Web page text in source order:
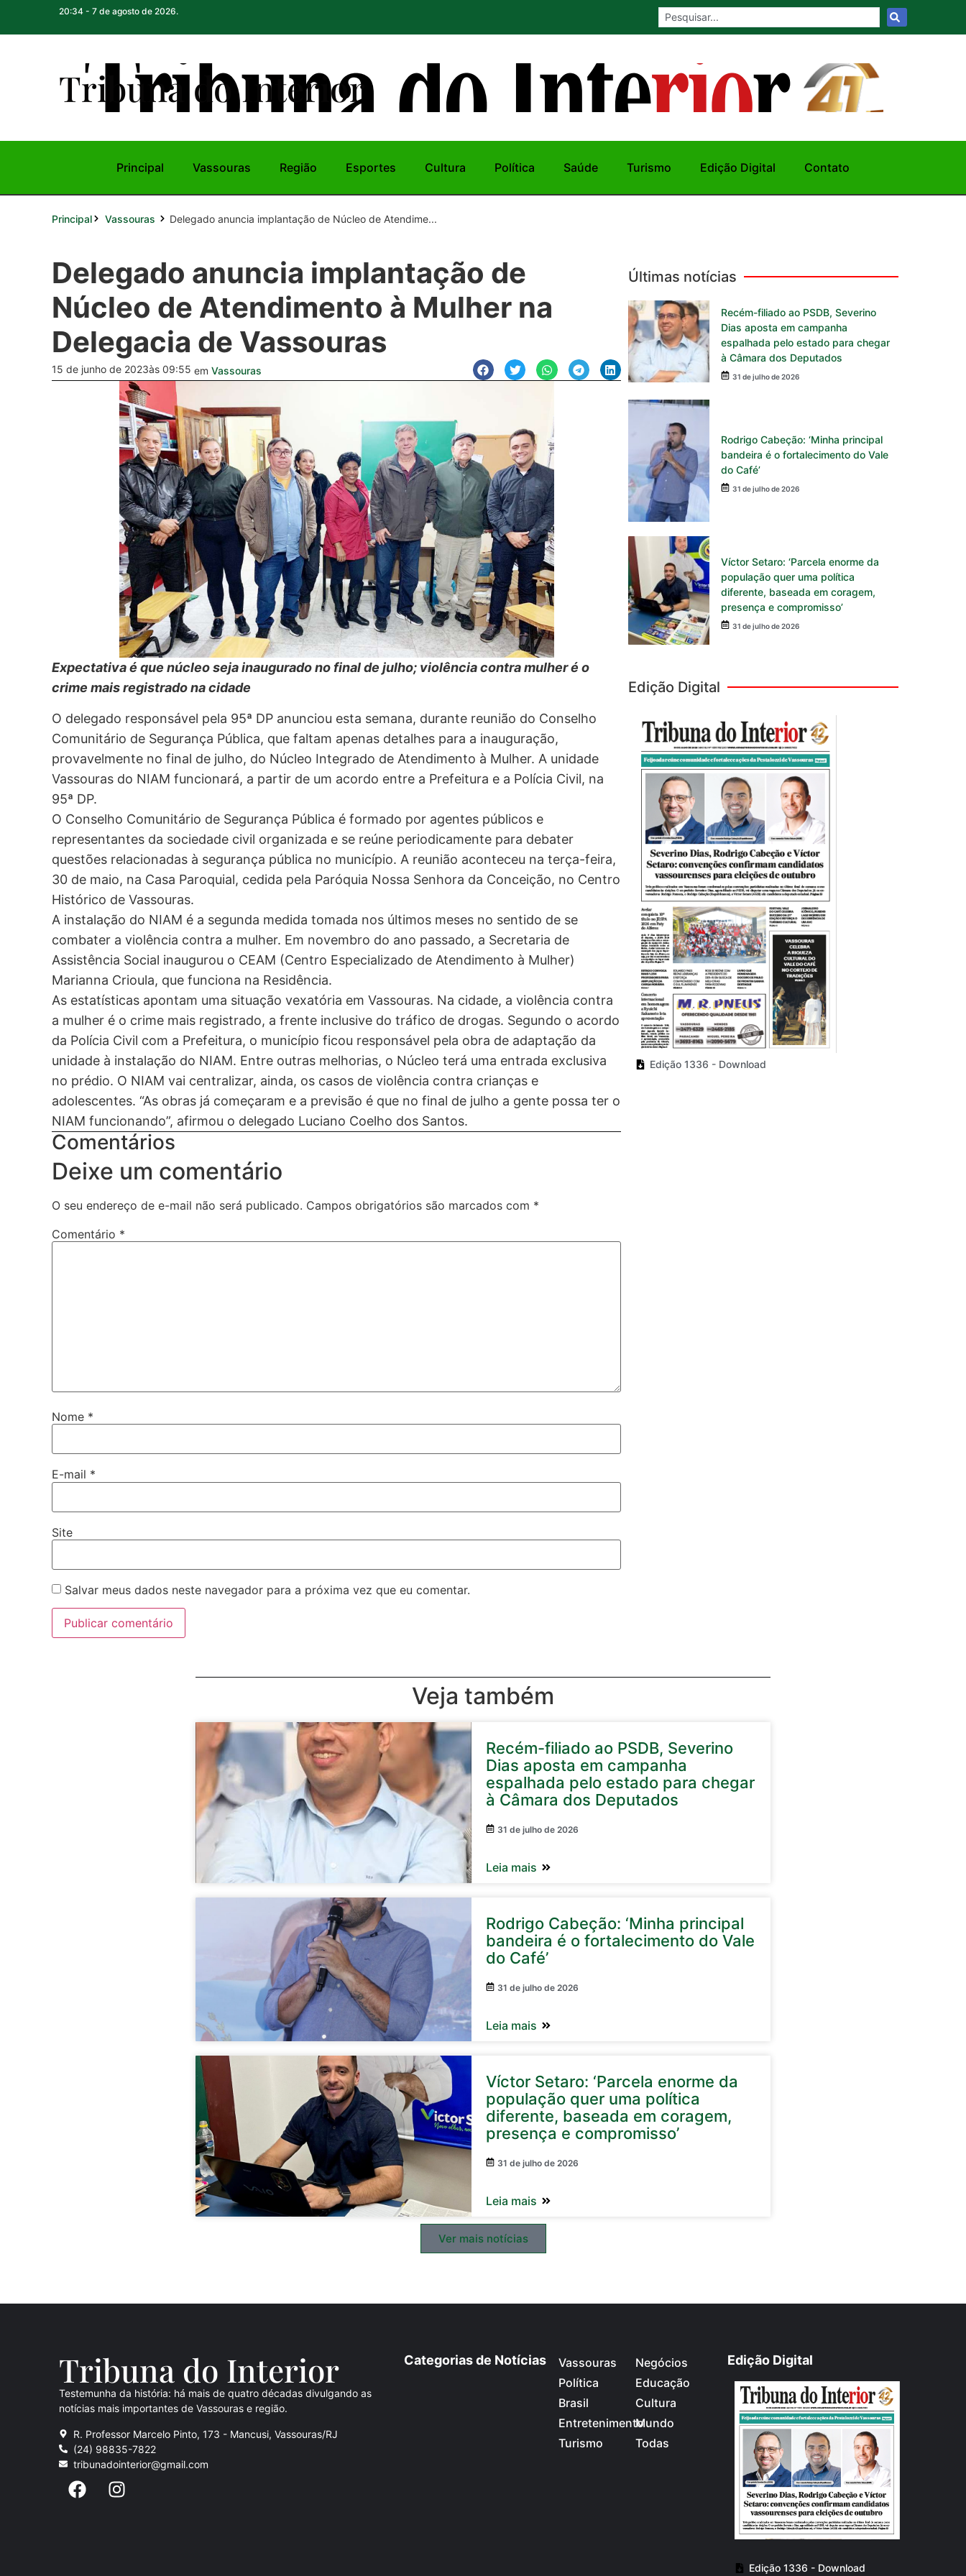
20:34 - 7 de agosto de 2026.
Tribuna do Interior
Principal Vassouras Região Esportes Cultura Política Saúde Turismo Edição Digital Contato
Principal Vassouras Delegado anuncia implantação de Núcleo de Atendime...
Delegado anuncia implantação de
Núcleo de Atendimento à Mulher na
Delegacia de Vassouras
15 de junho de 2023às 09:55 em Vassouras
Expectativa é que núcleo seja inaugurado no final de julho; violência contra mulher é o
crime mais registrado na cidade
O delegado responsável pela 95ª DP anunciou esta semana, durante reunião do Conselho
Comunitário de Segurança Pública, que faltam apenas detalhes para a inauguração,
provavelmente no final de julho, do Núcleo Integrado de Atendimento à Mulher. A unidade
Vassouras do NIAM funcionará, a partir de um acordo entre a Prefeitura e a Polícia Civil, na
95ª DP.
O Conselho Comunitário de Segurança Pública é formado por agentes públicos e
representantes da sociedade civil organizada e se reúne periodicamente para debater
questões relacionadas à segurança pública no município. A reunião aconteceu na terça-feira,
30 de maio, na Casa Paroquial, cedida pela Paróquia Nossa Senhora da Conceição, no Centro
Histórico de Vassouras.
A instalação do NIAM é a segunda medida tomada nos últimos meses no sentido de se
combater a violência contra a mulher. Em novembro do ano passado, a Secretaria de
Assistência Social inaugurou o CEAM (Centro Especializado de Atendimento à Mulher)
Marianna Crioula, que funciona na Residência.
As estatísticas apontam uma situação vexatória em Vassouras. Na cidade, a violência contra
a mulher é o crime mais registrado, a frente inclusive do tráfico de drogas. Segundo o acordo
da Polícia Civil com a Prefeitura, o município ficou responsável pela obra de adaptação da
unidade à instalação do NIAM. Entre outras melhorias, o Núcleo terá uma entrada exclusiva
no prédio. O NIAM vai centralizar, ainda, os casos de violência contra crianças e
adolescentes. “As obras já começaram e a previsão é que no final de julho a gente possa ter o
NIAM funcionando”, afirmou o delegado Luciano Coelho dos Santos.
Comentários
Deixe um comentário
O seu endereço de e-mail não será publicado. Campos obrigatórios são marcados com *
Comentário *
Nome *
E-mail *
Site
Salvar meus dados neste navegador para a próxima vez que eu comentar.
Últimas notícias
Recém-filiado ao PSDB, Severino
Dias aposta em campanha
espalhada pelo estado para chegar
à Câmara dos Deputados
31 de julho de 2026
Rodrigo Cabeção: ‘Minha principal
bandeira é o fortalecimento do Vale
do Café’
31 de julho de 2026
Víctor Setaro: ‘Parcela enorme da
população quer uma política
diferente, baseada em coragem,
presença e compromisso’
31 de julho de 2026
Edição Digital
Edição 1336 - Download
Veja também
Recém-filiado ao PSDB, Severino
Dias aposta em campanha
espalhada pelo estado para chegar
à Câmara dos Deputados
31 de julho de 2026
Leia mais
Rodrigo Cabeção: ‘Minha principal
bandeira é o fortalecimento do Vale
do Café’
31 de julho de 2026
Leia mais
Víctor Setaro: ‘Parcela enorme da
população quer uma política
diferente, baseada em coragem,
presença e compromisso’
31 de julho de 2026
Leia mais
Ver mais notícias
Tribuna do Interior
Testemunha da história: há mais de quatro décadas divulgando as
notícias mais importantes de Vassouras e região.
R. Professor Marcelo Pinto, 173 - Mancusi, Vassouras/RJ
(24) 98835-7822
tribunadointerior@gmail.com
Categorias de Notícias
Vassouras
Política
Brasil
Entretenimento
Turismo
Negócios
Educação
Cultura
Mundo
Todas
Edição Digital
Edição 1336 - Download